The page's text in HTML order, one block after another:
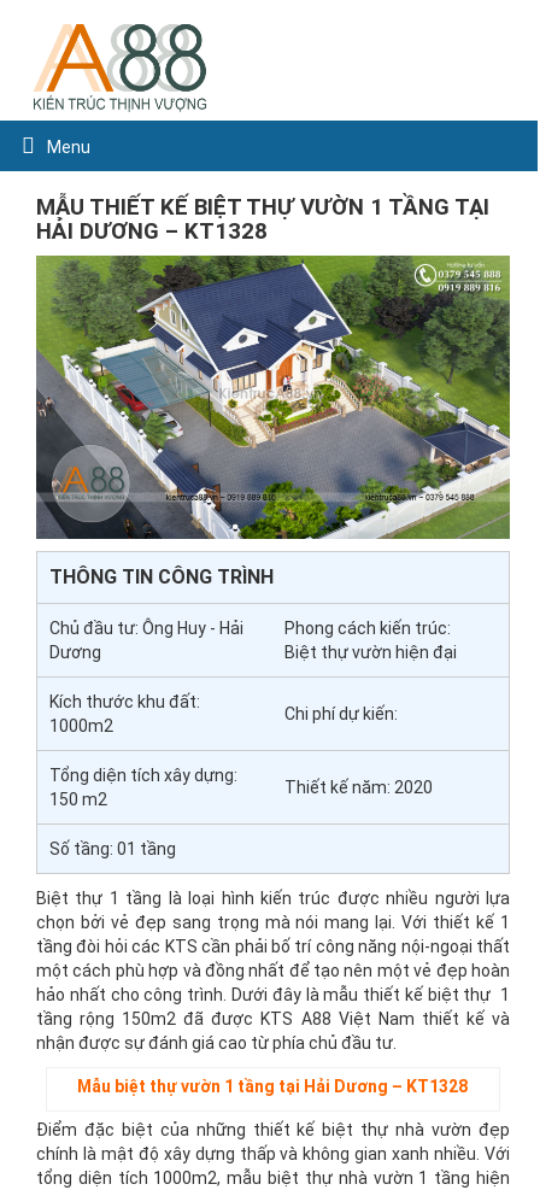
Menu
MẪU THIẾT KẾ BIỆT THỰ VƯỜN 1 TẦNG TẠI
HẢI DƯƠNG – KT1328
THÔNG TIN CÔNG TRÌNH
Chủ đầu tư: Ông Huy - Hải
Dương
Phong cách kiến trúc:
Biệt thự vườn hiện đại
Kích thước khu đất:
1000m2
Chi phí dự kiến:
Tổng diện tích xây dựng:
150 m2
Thiết kế năm: 2020
Số tầng: 01 tầng
Biệt thự 1 tầng là loại hình kiến trúc được nhiều người lựa
chọn bởi vẻ đẹp sang trọng mà nói mang lại. Với thiết kế 1
tầng đòi hỏi các KTS cần phải bố trí công năng nội-ngoại thất
một cách phù hợp và đồng nhất để tạo nên một vẻ đẹp hoàn
hảo nhất cho công trình. Dưới đây là mẫu thiết kế biệt thự 1
tầng rộng 150m2 đã được KTS A88 Việt Nam thiết kế và
nhận được sự đánh giá cao từ phía chủ đầu tư.
Mẫu biệt thự vườn 1 tầng tại Hải Dương – KT1328
Điểm đặc biệt của những thiết kế biệt thự nhà vườn đẹp
chính là mật độ xây dựng thấp và không gian xanh nhiều. Với
tổng diện tích 1000m2, mẫu biệt thự nhà vườn 1 tầng hiện